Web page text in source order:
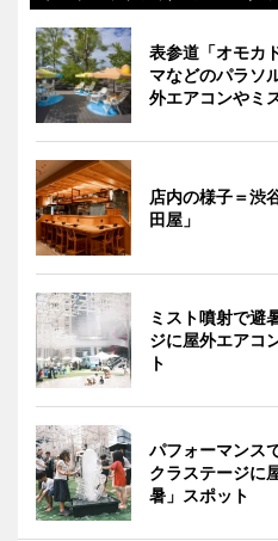
表参道「オモカ
マなどのパラソ
外エアコンやミ
店内の様子＝渋
田屋」
ミスト噴射で避
ジに屋外エアコ
ト
パフォーマンス
クラステージに
暑」スポット